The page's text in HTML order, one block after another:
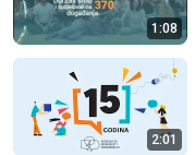
1:08
2:01